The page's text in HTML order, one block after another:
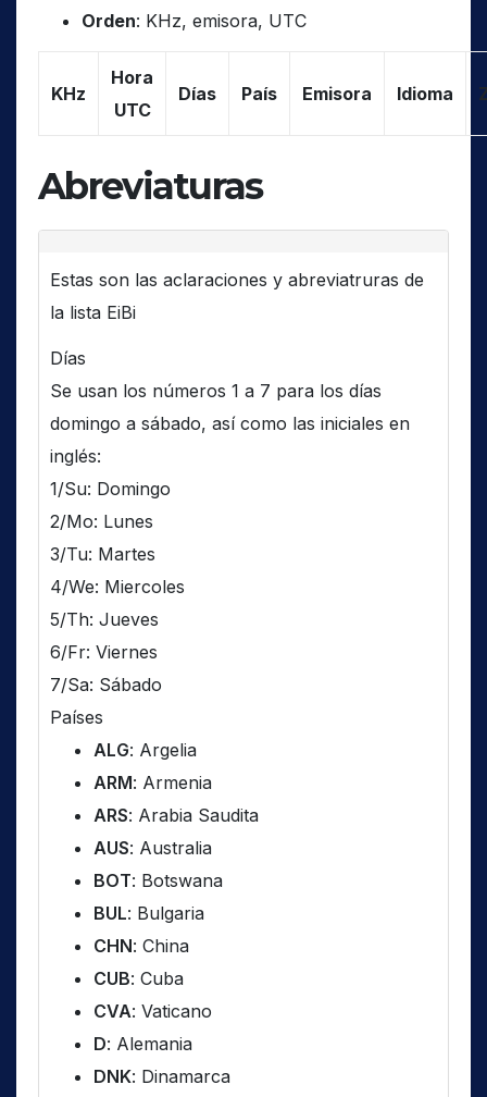
Orden: KHz, emisora, UTC
KHz
Hora
UTC
Días País Emisora Idioma
Abreviaturas
Estas son las aclaraciones y abreviatruras de
la lista EiBi
Días
Se usan los números 1 a 7 para los días
domingo a sábado, así como las iniciales en
inglés:
1/Su: Domingo
2/Mo: Lunes
3/Tu: Martes
4/We: Miercoles
5/Th: Jueves
6/Fr: Viernes
7/Sa: Sábado
Países
ALG: Argelia
ARM: Armenia
ARS: Arabia Saudita
AUS: Australia
BOT: Botswana
BUL: Bulgaria
CHN: China
CUB: Cuba
CVA: Vaticano
D: Alemania
DNK: Dinamarca